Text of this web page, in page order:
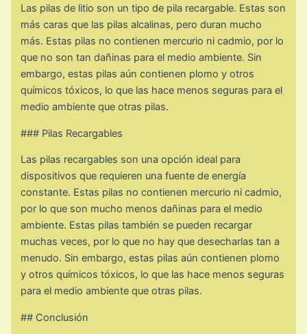
Las pilas de litio son un tipo de pila recargable. Estas son
más caras que las pilas alcalinas, pero duran mucho
más. Estas pilas no contienen mercurio ni cadmio, por lo
que no son tan dañinas para el medio ambiente. Sin
embargo, estas pilas aún contienen plomo y otros
químicos tóxicos, lo que las hace menos seguras para el
medio ambiente que otras pilas.
### Pilas Recargables
Las pilas recargables son una opción ideal para
dispositivos que requieren una fuente de energía
constante. Estas pilas no contienen mercurio ni cadmio,
por lo que son mucho menos dañinas para el medio
ambiente. Estas pilas también se pueden recargar
muchas veces, por lo que no hay que desecharlas tan a
menudo. Sin embargo, estas pilas aún contienen plomo
y otros químicos tóxicos, lo que las hace menos seguras
para el medio ambiente que otras pilas.
## Conclusión